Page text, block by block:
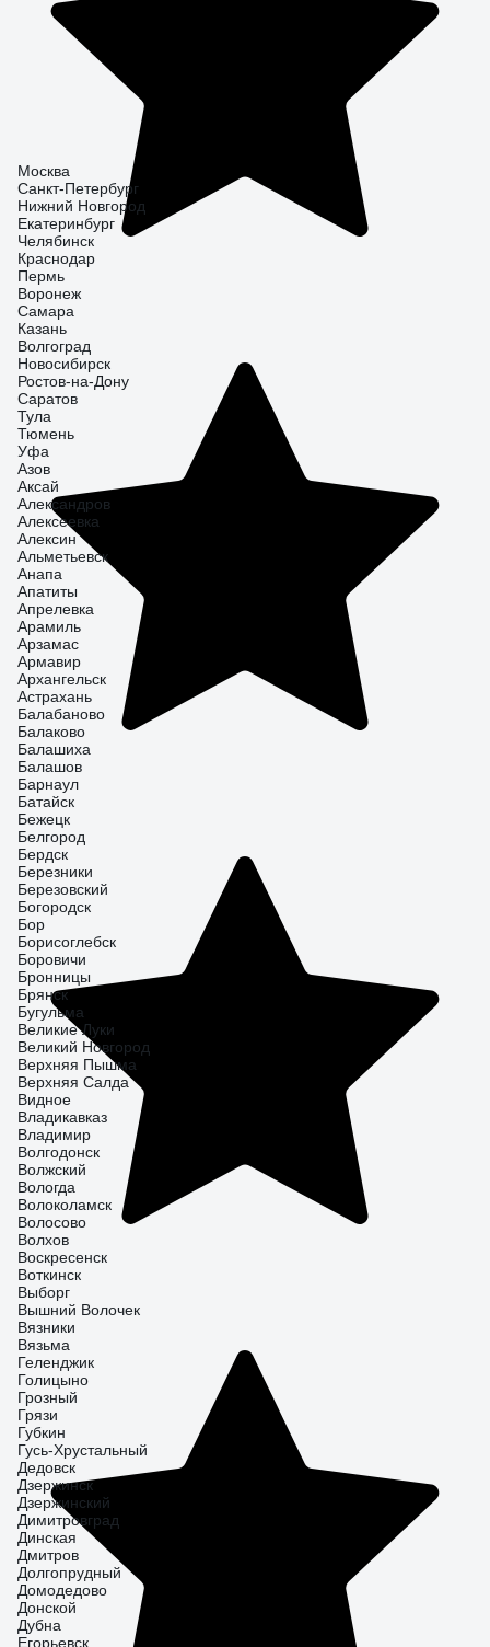
Москва
Санкт-Петербург
Нижний Новгород
Екатеринбург
Челябинск
Краснодар
Пермь
Воронеж
Самара
Казань
Волгоград
Новосибирск
Ростов-на-Дону
Саратов
Тула
Тюмень
Уфа
Азов
Аксай
Александров
Алексеевка
Алексин
Альметьевск
Анапа
Апатиты
Апрелевка
Арамиль
Арзамас
Армавир
Архангельск
Астрахань
Балабаново
Балаково
Балашиха
Балашов
Барнаул
Батайск
Бежецк
Белгород
Бердск
Березники
Березовский
Богородск
Бор
Борисоглебск
Боровичи
Бронницы
Брянск
Бугульма
Великие Луки
Великий Новгород
Верхняя Пышма
Верхняя Салда
Видное
Владикавказ
Владимир
Волгодонск
Волжский
Вологда
Волоколамск
Волосово
Волхов
Воскресенск
Воткинск
Выборг
Вышний Волочек
Вязники
Вязьма
Геленджик
Голицыно
Грозный
Грязи
Губкин
Гусь-Хрустальный
Дедовск
Дзержинск
Дзержинский
Димитровград
Динская
Дмитров
Долгопрудный
Домодедово
Донской
Дубна
Егорьевск